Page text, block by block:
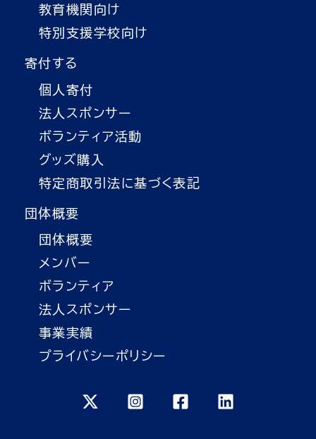
教育機関向け
特別支援学校向け
寄付する
個人寄付
法人スポンサー
ボランティア活動
グッズ購入
特定商取引法に基づく表記
団体概要
団体概要
メンバー
ボランティア
法人スポンサー
事業実績
プライバシーポリシー